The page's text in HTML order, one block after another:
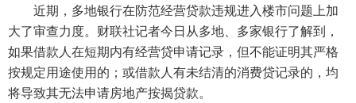
近期，多地银行在防范经营贷款违规进入楼市问题上加
大了审查力度。财联社记者今日从多地、多家银行了解到，
如果借款人在短期内有经营贷申请记录，但不能证明其严格
按规定用途使用的；或借款人有未结清的消费贷记录的，均
将导致其无法申请房地产按揭贷款。